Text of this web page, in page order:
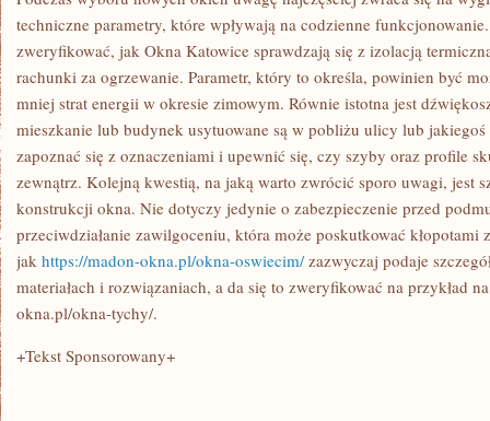
KTÓRE
PARAMETRY
ZWRÓCIĆ
UWAGĘ
techniczne parametry, które wpływają na codzienne
zweryfikować, jak Okna Katowice sprawdzają się z izolacją
rachunki za ogrzewanie. Parametr, który to określa, powinien być
mniej strat energii w okresie zimowym. Równie istotna jest
mieszkanie lub budynek usytuowane są w pobliżu ulicy lub jakiegoś
zapoznać się z oznaczeniami i upewnić się, czy szyby oraz profile
zewnątrz. Kolejną kwestią, na jaką warto zwrócić sporo uwagi, jest
konstrukcji okna. Nie dotyczy jedynie o zabezpieczenie przed
przeciwdziałanie zawilgoceniu, która może poskutkować kłopotami
jak https://madon-okna.pl/okna-oswiecim/zazwyczaj podaje
materiałach i rozwiązaniach, a da się to zweryfikować na przykład
okna.pl/okna-tychy/.
+Tekst Sponsorowany+